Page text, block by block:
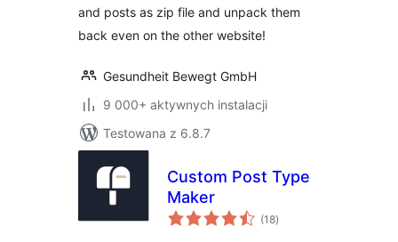
and posts as zip file and unpack them
back even on the other website!
Gesundheit Bewegt GmbH
9 000+ aktywnych instalacji
Testowana z 6.8.7
Custom Post Type
Maker
(18wszystkich
ocen
)